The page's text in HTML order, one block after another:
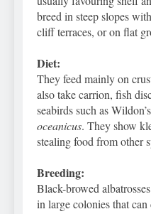
breed in steep slopes
cliff terraces, or on flat
Diet:
They feed mainly on
also take carrion, fish
seabirds such as
oceanicus. They show
stealing food from other
Breeding:
Black-browed
in large colonies that